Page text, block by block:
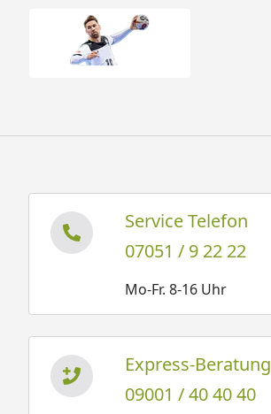
Service Telefon
07051 / 9 22 22
Mo-Fr. 8-16 Uhr
Express-Beratung
09001 / 40 40 40